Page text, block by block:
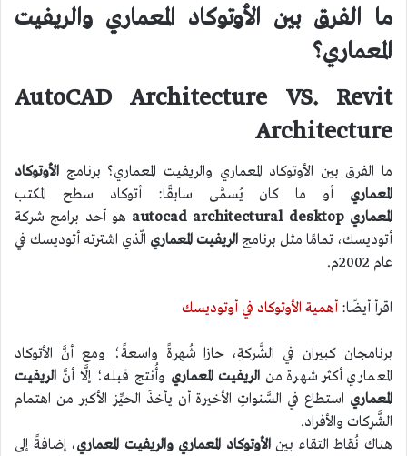
ما الفرق بين الأوتوكاد المعماري والريفيت
المعماري؟
AutoCAD Architecture VS. Revit
Architecture
ما الفرق بين الأوتوكاد المعماري والريفيت المعماري؟ برنامج الأوتوكاد
المعماري أو ما كان يُسمَّى سابقًا: أتوكاد سطح المكتب
المعماري autocad architectural desktop
هو أحد برامج شركة
أتوديسك، تمامًا مثل برنامج الريفيت المعماري الّذي اشترته أتوديسك في
عام 2002م.
اقرأ أيضًا: أهمية الأوتوكاد في أوتوديسك
برنامجان كبيران في الشَّركةِ، حازا شُهرةً واسعةً؛ ومع أنَّ الأتوكاد
المعماري أكثر شهرة من الريفيت المعماري وأُنتج قبله؛ إلَّا أنَّ الريفيت
المعماري استطاع في السَّنواتِ الأخيرة أن يأخذَ الحيِّز الأكبر من اهتمام
الشَّركات والأفراد.
هناك نُقاط التقاء بينالأوتوكاد المعماري والريفيت المعماري، إضافةً إلى